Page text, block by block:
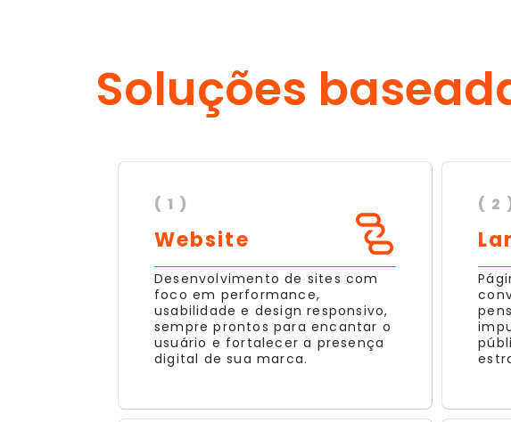
Soluções
( 1 )
Website
Desenvolvimento de sites com
foco em performance,
usabilidade e design responsivo,
sempre prontos para encantar o
usuário e fortalecer a presença
digital de sua marca.
( 2